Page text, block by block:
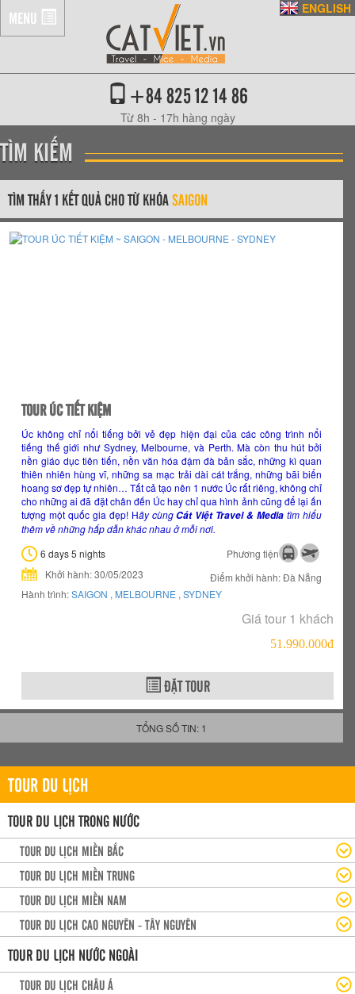
MENU
+84 825 12 14 86
Từ 8h - 17h hàng ngày
ENGLISH
TÌM KIẾM
TÌM THẤY 1 KẾT QUẢ CHO TỪ KHÓASAIGON
TOUR ÚC TIẾT KIỆM
Úc không chỉ nổi tiếng bởi vẻ đẹp hiện đại của các công trình nổi
tiếng thế giới như Sydney, Melbourne, và Perth. Mà còn thu hút bởi
nền giáo dục tiên tiến, nền văn hóa đậm đà bản sắc, những kì quan
thiên nhiên hùng vĩ, những sa mạc trải dài cát trắng, những bãi biển
hoang sơ đẹp tự nhiên… Tất cả tạo nên 1 nước Úc rất riêng, không chỉ
cho những ai đã đặt chân đến Úc hay chỉ qua hình ảnh cũng để lại ấn
tượng một quốc gia đẹp! Hãy cùngCát Việt Travel & Media tìm hiểu
thêm về những hấp dẫn khác nhau ở mỗi nơi.
6 days 5 nights
Phương tiện
Khởi hành: 30/05/2023
Điểm khởi hành: Đà Nẵng
Hành trình:SAIGON , MELBOURNE , SYDNEY
Giá tour 1 khách
51.990.000đ
ĐẶT TOUR
TỔNG SỐ TIN: 1
TOUR DU LỊCH
TOUR DU LỊCH TRONG NƯỚC
TOUR DU LỊCH MIỀN BẮC
TOUR DU LỊCH MIỀN TRUNG
TOUR DU LỊCH MIỀN NAM
TOUR DU LỊCH CAO NGUYÊN - TÂY NGUYÊN
TOUR DU LỊCH NƯỚC NGOÀI
TOUR DU LỊCH CHÂU Á